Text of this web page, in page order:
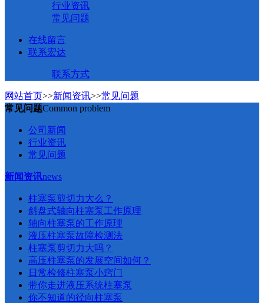
行业资讯
常见问题
在线留言
联系宏达
联系方式
网站首页>>新闻资讯>>常见问题
常见问题Common problem
公司新闻
行业资讯
常见问题
新闻资讯news
柱塞泵剪切力大么？
斜盘式轴向柱塞泵工作原理
轴向柱塞泵的工作原理
液压柱塞泵故障检测法
柱塞泵剪切力大吗？
​高压柱塞泵的发展空间如何？
日常检修柱塞泵小窍门
带你走进液压系统柱塞泵
你不知道的径向柱塞泵